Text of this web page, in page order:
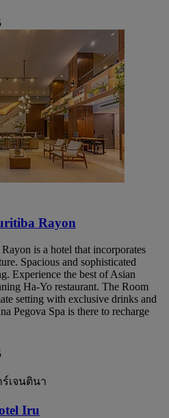
Rayon
is a hotel that incorporates
Spacious and sophisticated
Experience the best of Asian
Ha-Yo restaurant. The Room
setting with exclusive drinks and
Pegova Spa is there to recharge
ร์เจนตินา
Iru